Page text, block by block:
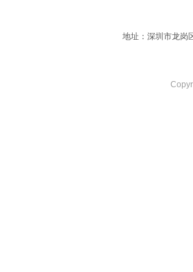
地址：深圳市龙岗